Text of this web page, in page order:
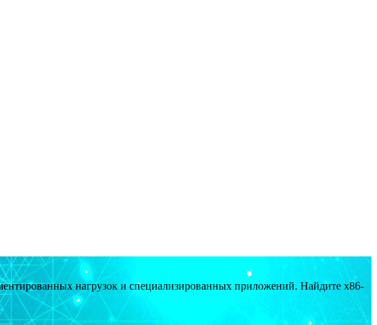
нагрузок и специализированных приложений. Найдите x86-